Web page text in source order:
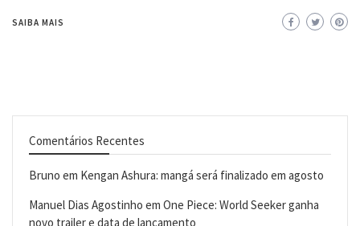
SAIBA MAIS
Comentários Recentes
Bruno em Kengan Ashura: mangá será finalizado em agosto
Manuel Dias Agostinho em One Piece: World Seeker ganha
novo trailer e data de lançamento